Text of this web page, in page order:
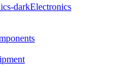
Electronics